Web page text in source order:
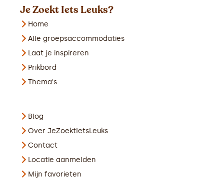
Je Zoekt Iets Leuks?
Home
Alle groepsaccommodaties
Laat je inspireren
Prikbord
Thema's
Blog
Over JeZoektIetsLeuks
Contact
Locatie aanmelden
Mijn favorieten